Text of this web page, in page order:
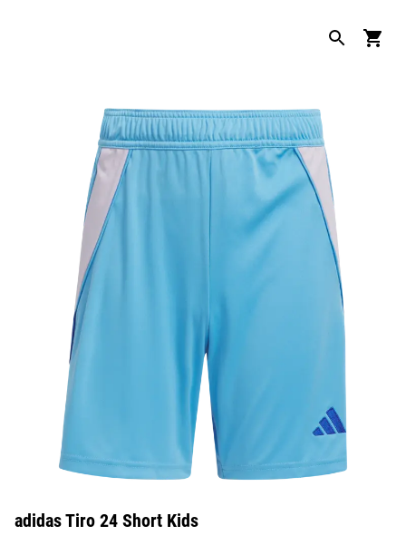
adidas Tiro 24 Short Kids